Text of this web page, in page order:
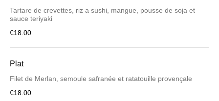
Tartare de crevettes, riz a sushi, mangue, pousse de soja et
€18.00
Plat
Filet de Merlan, semoule safranée et ratatouille provençale
€18.00